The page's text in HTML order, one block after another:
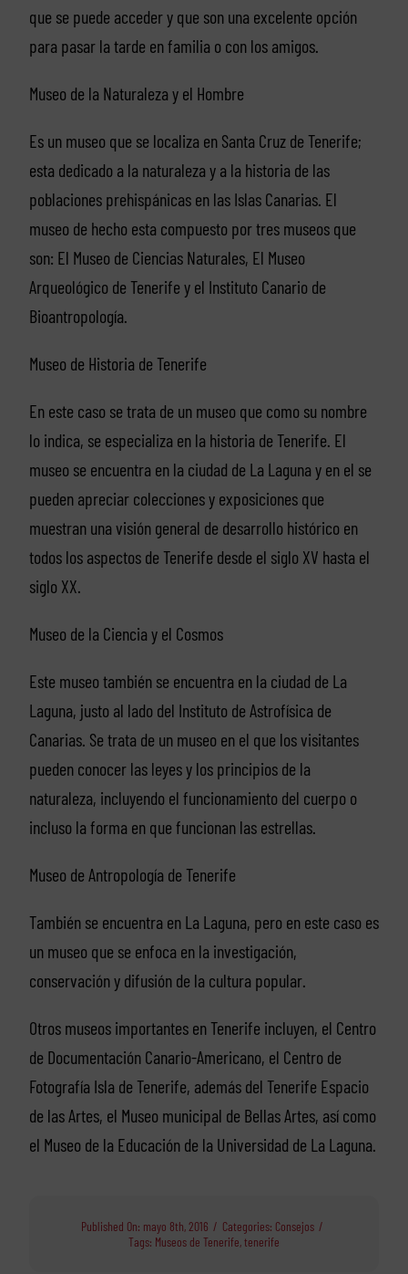
que se puede acceder y que son una excelente opción
para pasar la tarde en familia o con los amigos.
Museo de la Naturaleza y el Hombre
Es un museo que se localiza en Santa Cruz de Tenerife;
esta dedicado a la naturaleza y a la historia de las
poblaciones prehispánicas en las Islas Canarias. El
museo de hecho esta compuesto por tres museos que
son: El Museo de Ciencias Naturales, El Museo
Arqueológico de Tenerife y el Instituto Canario de
Bioantropología.
Museo de Historia de Tenerife
En este caso se trata de un museo que como su nombre
lo indica, se especializa en la historia de Tenerife. El
museo se encuentra en la ciudad de La Laguna y en el se
pueden apreciar colecciones y exposiciones que
muestran una visión general de desarrollo histórico en
todos los aspectos de Tenerife desde el siglo XV hasta el
siglo XX.
Museo de la Ciencia y el Cosmos
Este museo también se encuentra en la ciudad de La
Laguna, justo al lado del Instituto de Astrofísica de
Canarias. Se trata de un museo en el que los visitantes
pueden conocer las leyes y los principios de la
naturaleza, incluyendo el funcionamiento del cuerpo o
incluso la forma en que funcionan las estrellas.
Museo de Antropología de Tenerife
También se encuentra en La Laguna, pero en este caso es
un museo que se enfoca en la investigación,
conservación y difusión de la cultura popular.
Otros museos importantes en Tenerife incluyen, el Centro
de Documentación Canario-Americano, el Centro de
Fotografía Isla de Tenerife, además del Tenerife Espacio
de las Artes, el Museo municipal de Bellas Artes, así como
el Museo de la Educación de la Universidad de La Laguna.
Published On: mayo 8th, 2016 / Categories: Consejos /
Tags: Museos de Tenerife,tenerife